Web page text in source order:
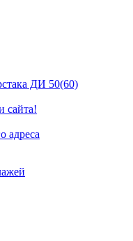
ДИ 50(60)
сайта!
адреса